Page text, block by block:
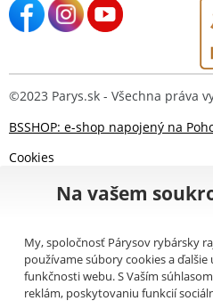
©2023 Parys.sk - Všechna práva
BSSHOP: e-shop napojený na
Cookies
Na vašem
My, spoločnosť Párysov rybársky
používame súbory cookies a ďalšie
funkčnosti webu. S Vaším
reklám, poskytovaniu funkcií